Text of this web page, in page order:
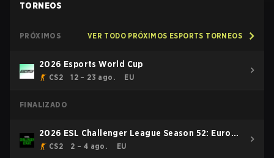
TORNEOS
PRÓXIMOS VER TODO PRÓXIMOS ESPORTS TORNEOS
2026 Esports World Cup
CS2 12 – 23 ago. EU
FINALIZADO
2026 ESL Challenger League Season 52: Europe
- Cup #2
CS2 2 – 4 ago. EU